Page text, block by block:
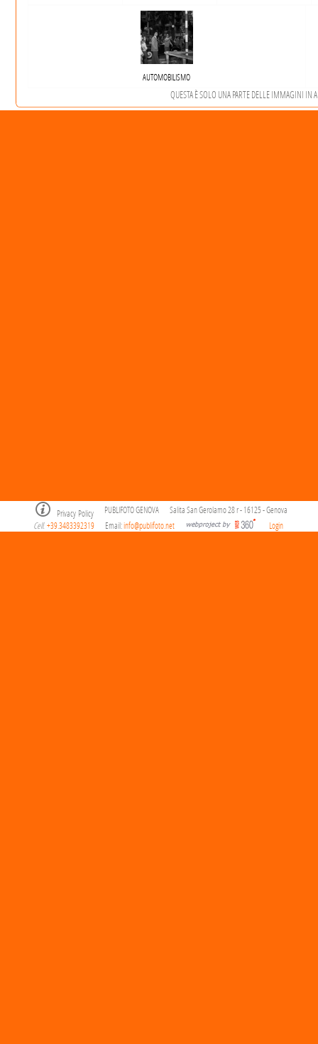
AUTOMOBILISMO
QUESTA È SOLO UNA PARTE DELLE IMMAGINI
Privacy Policy PUBLIFOTO GENOVA
Salita San Gerolamo 28 r - 16125 - Genova
Cell. +39.3483392319 Email:info@publifoto.net Login